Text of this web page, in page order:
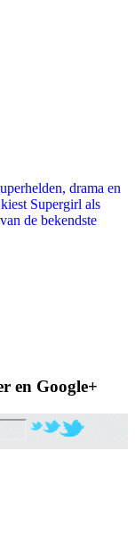
drama en
Supergirl als
de bekendste
en Google+